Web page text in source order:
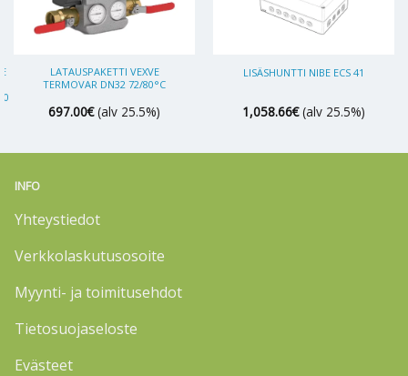
LATAUSPAKETTI VEXVE
TERMOVAR DN32 72/80°C
697.00€ (alv 25.5%)
LISÄSHUNTTI NIBE ECS 41
1,058.66€ (alv 25.5%)
INFO
Yhteystiedot
Verkkolaskutusosoite
Myynti- ja toimitusehdot
Tietosuojaseloste
Evästeet